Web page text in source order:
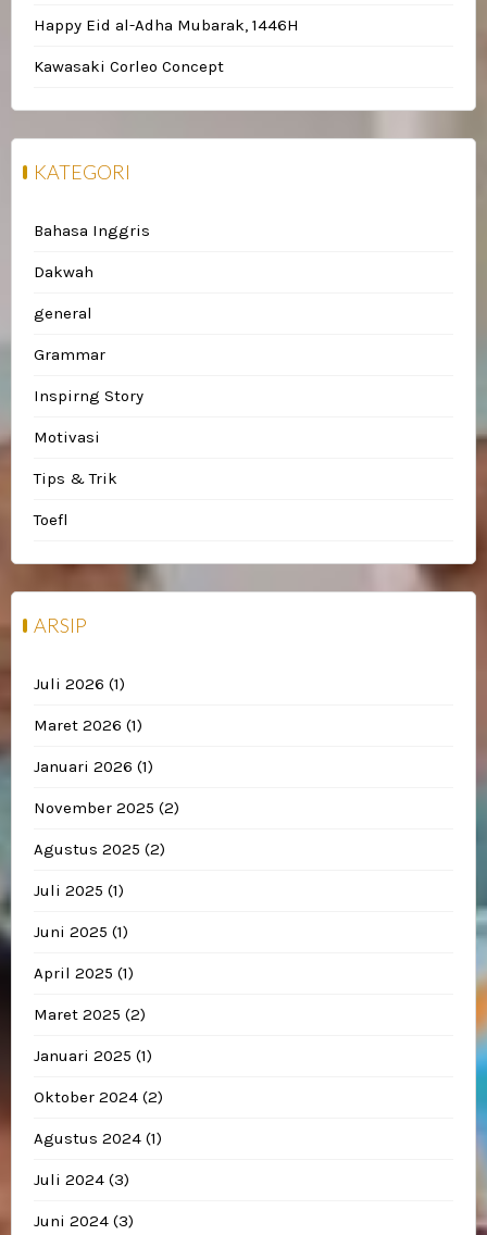
Happy Eid al-Adha Mubarak, 1446H
Kawasaki Corleo Concept
KATEGORI
Bahasa Inggris
Dakwah
general
Grammar
Inspirng Story
Motivasi
Tips & Trik
Toefl
ARSIP
Juli 2026 (1)
Maret 2026 (1)
Januari 2026 (1)
November 2025 (2)
Agustus 2025 (2)
Juli 2025 (1)
Juni 2025 (1)
April 2025 (1)
Maret 2025 (2)
Januari 2025 (1)
Oktober 2024 (2)
Agustus 2024 (1)
Juli 2024 (3)
Juni 2024 (3)